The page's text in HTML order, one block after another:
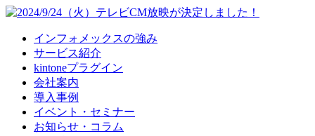
インフォメックスの強み
サービス紹介
kintoneプラグイン
会社案内
導入事例
イベント・セミナー
お知らせ・コラム